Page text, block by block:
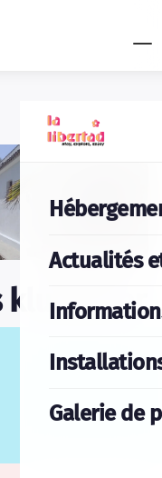
Actualités
Galerie de